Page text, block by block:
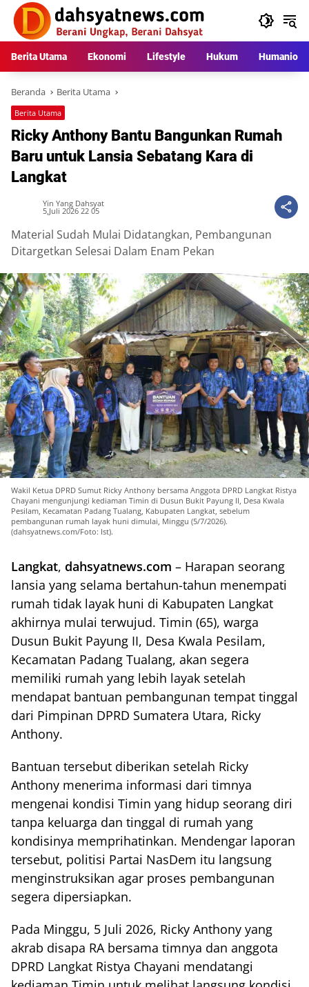
Langsung
konten
Berita Utama Ekonomi Lifestyle Hukum Humaniora
Beranda Berita Utama
Berita Utama
Ricky Anthony Bantu Bangunkan Rumah
Baru untuk Lansia Sebatang Kara di
Langkat
Yin Yang Dahsyat
5,Juli 2026 22 05
Material Sudah Mulai Didatangkan, Pembangunan
Ditargetkan Selesai Dalam Enam Pekan
Wakil Ketua DPRD Sumut Ricky Anthony bersama Anggota DPRD Langkat Ristya
Chayani mengunjungi kediaman Timin di Dusun Bukit Payung II, Desa Kwala
Pesilam, Kecamatan Padang Tualang, Kabupaten Langkat, sebelum
pembangunan rumah layak huni dimulai, Minggu (5/7/2026).
(dahsyatnews.com/Foto: Ist).
Langkat, dahsyatnews.com – Harapan seorang
lansia yang selama bertahun-tahun menempati
rumah tidak layak huni di Kabupaten Langkat
akhirnya mulai terwujud. Timin (65), warga
Dusun Bukit Payung II, Desa Kwala Pesilam,
Kecamatan Padang Tualang, akan segera
memiliki rumah yang lebih layak setelah
mendapat bantuan pembangunan tempat tinggal
dari Pimpinan DPRD Sumatera Utara, Ricky
Anthony.
Bantuan tersebut diberikan setelah Ricky
Anthony menerima informasi dari timnya
mengenai kondisi Timin yang hidup seorang diri
tanpa keluarga dan tinggal di rumah yang
kondisinya memprihatinkan. Mendengar laporan
tersebut, politisi Partai NasDem itu langsung
menginstruksikan agar proses pembangunan
segera dipersiapkan.
Pada Minggu, 5 Juli 2026, Ricky Anthony yang
akrab disapa RA bersama timnya dan anggota
DPRD Langkat Ristya Chayani mendatangi